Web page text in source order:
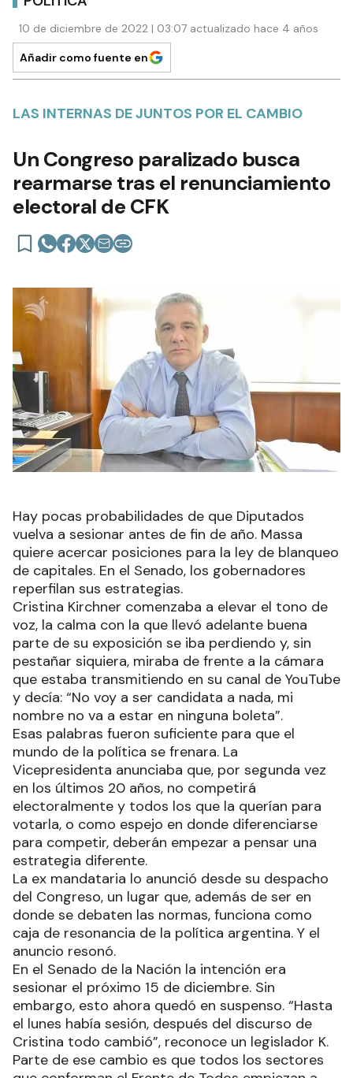
10 de diciembre de 2022 | 03:07 actualizado hace 4 años
Añadir como fuente en
LAS INTERNAS DE JUNTOS POR EL CAMBIO
Un Congreso paralizado busca
rearmarse tras el renunciamiento
electoral de CFK
Hay pocas probabilidades de que Diputados
vuelva a sesionar antes de fin de año. Massa
quiere acercar posiciones para la ley de blanqueo
de capitales. En el Senado, los gobernadores
reperfilan sus estrategias.
Cristina Kirchner comenzaba a elevar el tono de
voz, la calma con la que llevó adelante buena
parte de su exposición se iba perdiendo y, sin
pestañar siquiera, miraba de frente a la cámara
que estaba transmitiendo en su canal de YouTube
y decía: “No voy a ser candidata a nada, mi
nombre no va a estar en ninguna boleta”.
Esas palabras fueron suficiente para que el
mundo de la política se frenara. La
Vicepresidenta anunciaba que, por segunda vez
en los últimos 20 años, no competirá
electoralmente y todos los que la querían para
votarla, o como espejo en donde diferenciarse
para competir, deberán empezar a pensar una
estrategia diferente.
La ex mandataria lo anunció desde su despacho
del Congreso, un lugar que, además de ser en
donde se debaten las normas, funciona como
caja de resonancia de la política argentina. Y el
anuncio resonó.
En el Senado de la Nación la intención era
sesionar el próximo 15 de diciembre. Sin
embargo, esto ahora quedó en suspenso. “Hasta
el lunes había sesión, después del discurso de
Cristina todo cambió”, reconoce un legislador K.
Parte de ese cambio es que todos los sectores